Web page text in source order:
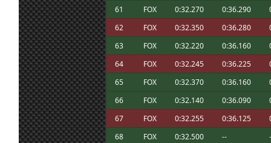
30 jun. 18:38
Maxxis
Congrats JSK !!
30 jun. 7:11
Malavida Valdez :
Congrats Jsk! 😁👍🏻 ; And Furriols and
30 jun. 6:12
johneysvk: Gracias :)
29 jun. 21:34
Furribmw
Congratulations, Jsk, on the Radix Cup
26 jun. 17:51
Javi3r:
Buenas tardes, no deja entrar al server
erroneo ; Ha cambiado??
26 jun. 17:30
:
25 jun. 16:26
Maxxis
Va por ti Njoan !!
25 jun. 11:16
Marcos Z.
Por Njoan!!
61
FOX 0:32.270 0:36.290
62
FOX 0:32.350 0:36.280
63
FOX 0:32.220 0:36.160
64
FOX 0:32.245 0:36.225
65
FOX 0:32.370 0:36.160
66
FOX 0:32.140 0:36.090
67
FOX 0:32.255 0:36.125
68
FOX 0:32.500 --